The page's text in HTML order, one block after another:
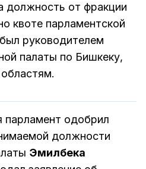
должность от фракции
квоте парламентской
руководителем
палаты по Бишкеку,
одобрил
должности
Эмилбека